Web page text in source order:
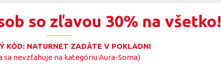
so zľavou 30% na všetko!
KÓD: NATURNET ZADÁTE V POKLADNI
sa nevzťahuje na kategóriu Aura-Soma)